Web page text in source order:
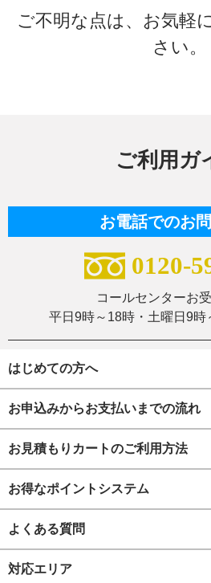
ご不明な点は、お気軽
さい。
ご利用ガ
お電話でのお
0120-
コールセンターお
平日9時～18時・土曜日9時
はじめての方へ
お申込みからお支払いまでの流れ
お見積もりカートのご利用方法
お得なポイントシステム
よくある質問
対応エリア